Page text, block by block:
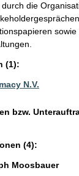
die
(1):
N.V.
bzw.
(4):
Moosbauer